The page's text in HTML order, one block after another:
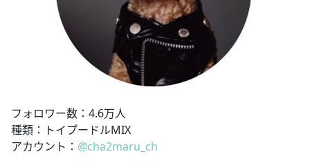
フォロワー数：4.6万人
種類：トイプードルMIX
アカウント： @cha2maru_ch